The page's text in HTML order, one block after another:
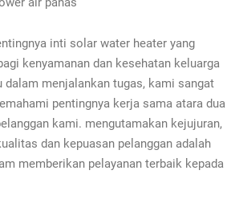
inti solar water heater yang
kenyamanan dan kesehatan keluarga
dalam menjalankan tugas, kami sangat
pentingnya kerja sama atara dua
kami. mengutamakan kejujuran,
dan kepuasan pelanggan adalah
memberikan pelayanan terbaik kepada